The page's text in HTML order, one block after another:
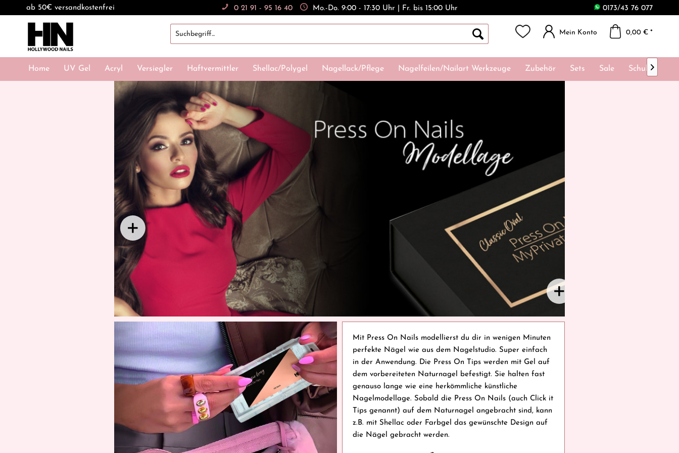
ab 50€ versandkostenfrei 0 21 91 - 95 16 40 Mo.-Do. 9:00 - 17:30 Uhr | Fr. bis 15:00 Uhr 0173/43 76 077
Mein Konto 0,00 € *
Home UV Gel Acryl Versiegler Haftvermittler Shellac/Polygel Nagellack/Pflege Nagelfeilen/Nailart Werkzeuge Zubehör Sets Sale Schulungen

Mit Press On Nails modellierst du dir in wenigen Minuten
perfekte Nägel wie aus dem Nagelstudio. Super einfach
in der Anwendung. Die Press On Tips werden mit Gel auf
dem vorbereiteten Naturnagel befestigt. Sie halten fast
genauso lange wie eine herkömmliche künstliche
Nagelmodellage. Sobald die Press On Nails (auch Click it
Tips genannt) auf dem Naturnagel angebracht sind, kann
z.B. mit Shellac oder Farbgel das gewünschte Design auf
die Nägel gebracht werden.